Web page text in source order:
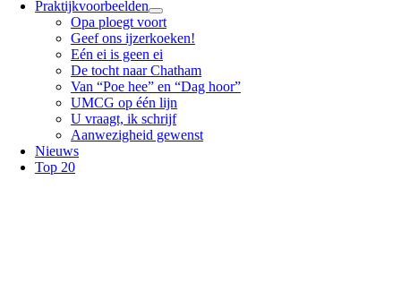
Praktijkvoorbeelden
Opa ploegt voort
Geef ons ijzerkoeken!
Eén ei is geen ei
De tocht naar Chatham
Van “Poe hee” en “Dag hoor”
UMCG op één lijn
U vraagt, ik schrijf
Aanwezigheid gewenst
Nieuws
Top 20